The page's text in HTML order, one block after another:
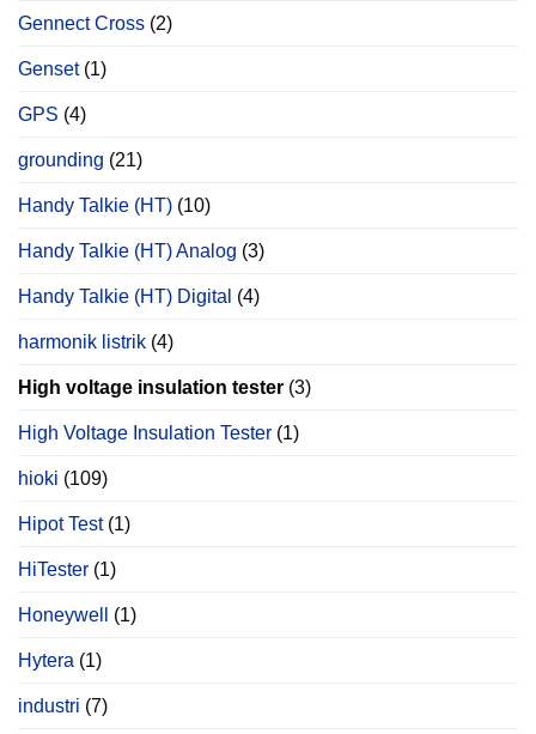
Gennect Cross (2)
Genset(1)
GPS (4)
grounding (21)
Handy Talkie (HT) (10)
Handy Talkie (HT) Analog (3)
Handy Talkie (HT) Digital (4)
harmonik listrik (4)
High voltage insulation tester (3)
High Voltage Insulation Tester (1)
hioki (109)
Hipot Test(1)
HiTester (1)
Honeywell (1)
Hytera (1)
industri (7)